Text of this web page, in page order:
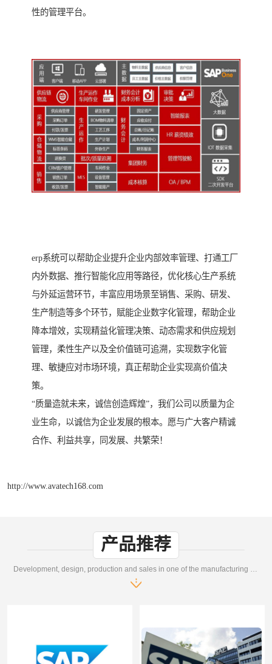
性的管理平台。
erp系统可以帮助企业提升企业内部效率管理、打通工厂
内外数据、推行智能化应用等路径，优化核心生产系统
与外延运营环节，丰富应用场景至销售、采购、研发、
生产制造等多个环节，赋能企业数字化管理，帮助企业
降本增效，实现精益化管理决策、动态需求和供应规划
管理，柔性生产以及全价值链可追溯，实现数字化管
理、敏捷应对市场环境，真正帮助企业实现高价值决
策。
“质量造就未来，诚信创造辉煌”，我们公司以质量为企
业生命，以诚信为企业发展的根本。愿与广大客户精诚
合作、利益共享，同发展、共繁荣！
http://www.avatech168.com
产品推荐